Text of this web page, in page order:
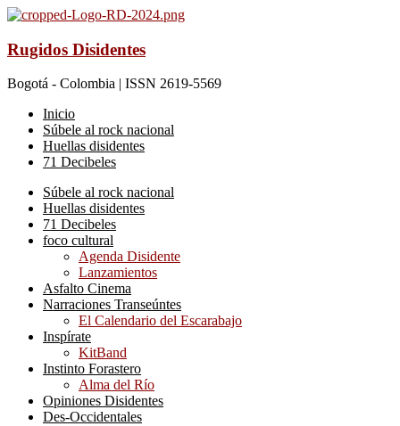
Rugidos Disidentes
Bogotá - Colombia | ISSN 2619-5569
Inicio
Súbele al rock nacional
Huellas disidentes
71 Decibeles
Súbele al rock nacional
Huellas disidentes
71 Decibeles
foco cultural
Agenda Disidente
Lanzamientos
Asfalto Cinema
Narraciones Transeúntes
El Calendario del Escarabajo
Inspírate
KitBand
Instinto Forastero
Alma del Río
Opiniones Disidentes
Des-Occidentales